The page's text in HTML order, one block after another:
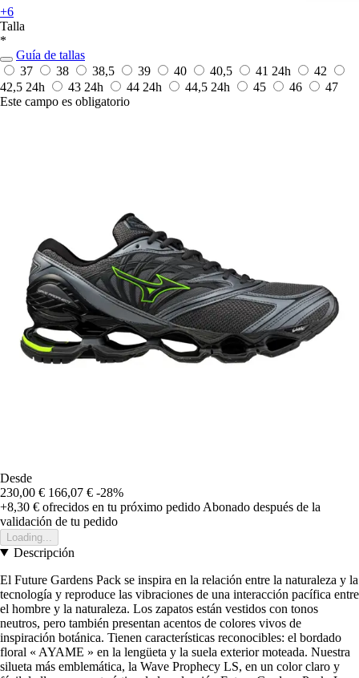
+6
Talla
*
Guía de tallas
37
38 38,5 39 40 40,5 41 24h
42
42,5 24h 43 24h 44 24h 44,5 24h 45 46
47
Este campo es obligatorio
Desde
230,00 € 166,07 € -28%
+8,30 € ofrecidos en tu próximo pedido Abonado después de la
validación de tu pedido
Loading...
Descripción
El Future Gardens Pack se inspira en la relación entre la naturaleza y la
tecnología y reproduce las vibraciones de una interacción pacífica entre
el hombre y la naturaleza. Los zapatos están vestidos con tonos
neutros, pero también presentan acentos de colores vivos de
inspiración botánica. Tienen características reconocibles: el bordado
floral « AYAME » en la lengüeta y la suela exterior moteada. Nuestra
silueta más emblemática, la Wave Prophecy LS, en un color claro y